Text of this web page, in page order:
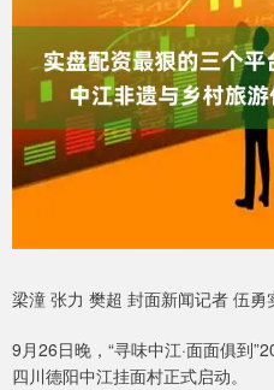
梁潼 张力 樊超 封面新闻记者 伍
9月26日晚，“寻味中江·面面俱到
四川德阳中江挂面村正式启动。